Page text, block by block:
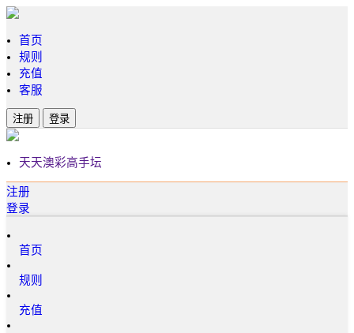
首页
规则
充值
客服
注册 登录
天天澳彩高手坛
注册
登录
首页
规则
充值